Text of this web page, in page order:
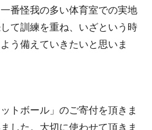
番怪我の多い体育室での実地
て訓練を重ね、いざという時
う備えていきたいと思いま
トボール」のご寄付を頂きま
した。大切に使わせて頂きま